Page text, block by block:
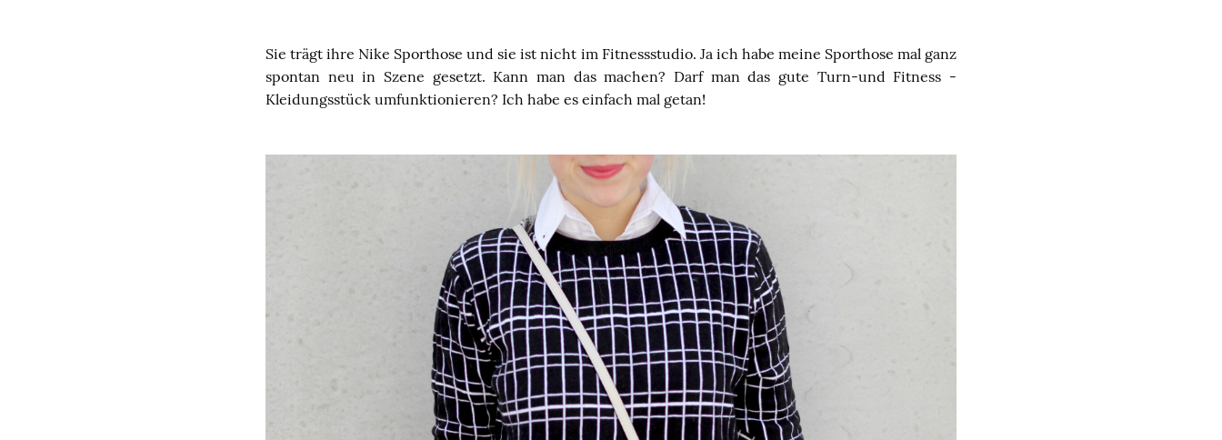
Sie trägt ihre Nike Sporthose und sie ist nicht im Fitnessstudio. Ja ich habe meine Sporthose mal ganz
spontan neu in Szene gesetzt. Kann man das machen? Darf man das gute Turn-und Fitness -
Kleidungsstück umfunktionieren? Ich habe es einfach mal getan!